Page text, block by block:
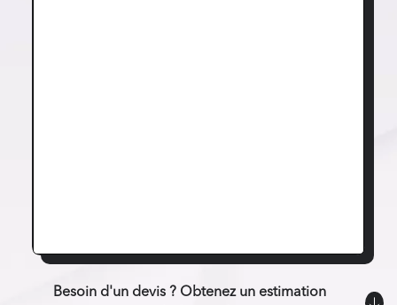
Besoin d'un devis ? Obtenez un estimation